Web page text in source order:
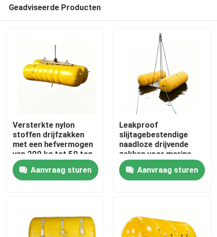
Producten
Geadviseerde Producten
Versterkte nylon
stoffen drijfzakken
met een hefvermogen
van 200 kg tot 50 ton
en PVC-coating
Aanvraag sturen
Leakproof
slijtagebestendige
naadloze drijvende
zakken voor marine-
en
luchtlifttoepassingen
Aanvraag sturen